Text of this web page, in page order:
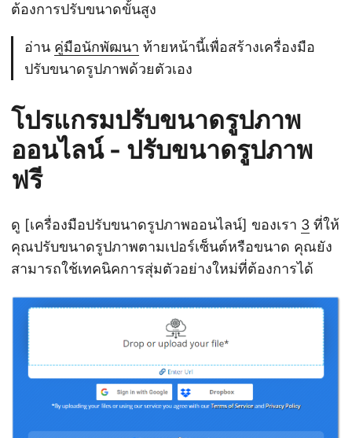
ต้องการปรับขนาดขั้นสูง
อ่าน คู่มือนักพัฒนา ท้ายหน้านี้เพื่อสร้างเครื่องมือ
ปรับขนาดรูปภาพด้วยตัวเอง
โปรแกรมปรับขนาดรูปภาพ
ออนไลน์ - ปรับขนาดรูปภาพ
ฟรี
ดู [เครื่องมือปรับขนาดรูปภาพออนไลน์] ของเรา 3 ที่ให้
คุณปรับขนาดรูปภาพตามเปอร์เซ็นต์หรือขนาด คุณยัง
สามารถใช้เทคนิคการสุ่มตัวอย่างใหม่ที่ต้องการได้